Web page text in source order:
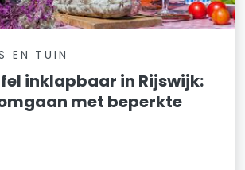
EN TUIN
inklapbaar in Rijswijk:
met beperkte